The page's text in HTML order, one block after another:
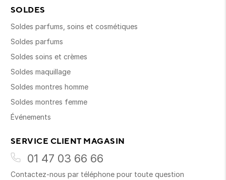
SOLDES
Soldes parfums, soins et cosmétiques
Soldes parfums
Soldes soins et crèmes
Soldes maquillage
Soldes montres homme
Soldes montres femme
Événements
SERVICE CLIENT MAGASIN
01 47 03 66 66
Contactez-nous par téléphone pour toute question